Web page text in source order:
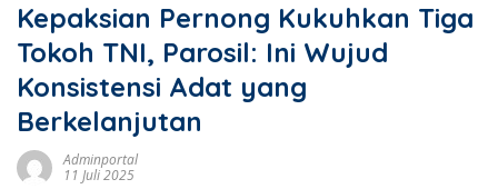
Kepaksian Pernong Kukuhkan Tiga
Tokoh TNI, Parosil: Ini Wujud
Konsistensi Adat yang
Berkelanjutan
Adminportal
11 Juli 2025